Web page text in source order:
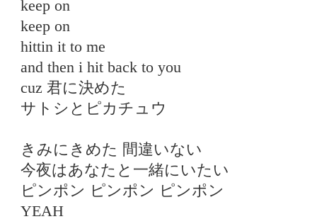
keep on
keep on
hittin it to me
and then i hit back to you
cuz 君に決めた
サトシとピカチュウ
きみにきめた 間違いない
今夜はあなたと一緒にいたい
ピンポン ピンポン ピンポン
YEAH